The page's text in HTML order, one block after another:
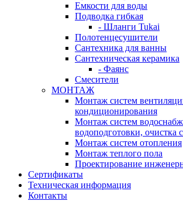
Емкости для воды
Подводка гибкая
- Шланги Tukai
Полотенцесушители
Сантехника для ванны
Сантехническая керамика
- Фаянс
Смесители
МОНТАЖ
Монтаж систем
кондиционирования
Монтаж систем
водоподготовки, очистка
Монтаж систем отопления
Монтаж теплого пола
Проектирование
Сертификаты
Техническая информация
Контакты